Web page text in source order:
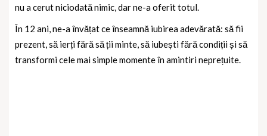
nu a cerut niciodată nimic, dar ne-a oferit totul.
În 12 ani, ne-a învățat ce înseamnă iubirea adevărată: să fii
prezent, să ierți fără să ții minte, să iubești fără condiții și să
transformi cele mai simple momente în amintiri neprețuite.